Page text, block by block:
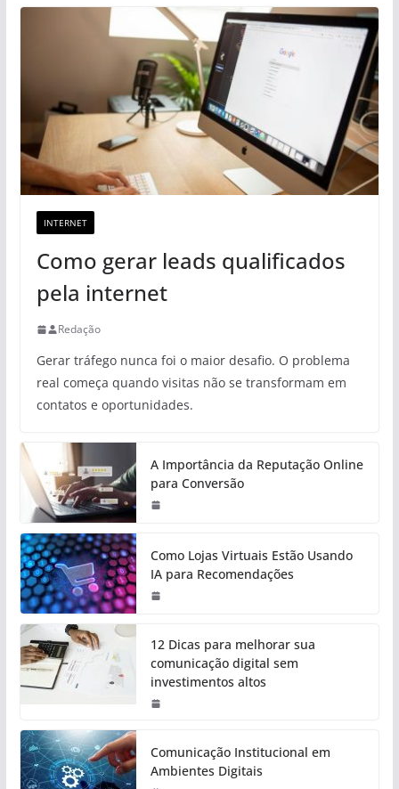
INTERNET
Como gerar leads qualificados
pela internet
Redação
Gerar tráfego nunca foi o maior desafio. O problema
real começa quando visitas não se transformam em
contatos e oportunidades.
A Importância da Reputação Online
para Conversão
Como Lojas Virtuais Estão Usando
IA para Recomendações
12 Dicas para melhorar sua
comunicação digital sem
investimentos altos
Comunicação Institucional em
Ambientes Digitais